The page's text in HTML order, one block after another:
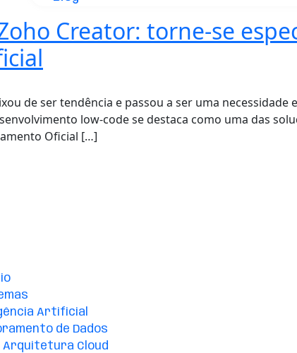
Creator: torne-se
de ser tendência e passou a ser uma
low-code se destaca como uma das
Oficial […]
Artificial
de Dados
Arquitetura Cloud